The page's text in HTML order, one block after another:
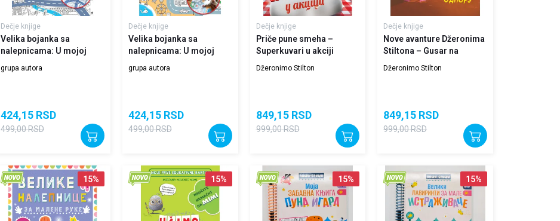
Dečje knjige
Velika bojanka sa
nalepnicama: U mojoj
grupa autora
424,15 RSD
499,00RSD
Dečje knjige
Velika bojanka sa
nalepnicama: U mojoj
grupa autora
424,15 RSD
499,00RSD
Dečje knjige
Priče pune smeha –
Superkuvari u akciji
Džeronimo Stilton
849,15 RSD
999,00RSD
Dečje knjige
Nove avanture Džeronima
Stiltona – Gusar na
Džeronimo Stilton
849,15 RSD
999,00RSD
15% 15% 15% 15%